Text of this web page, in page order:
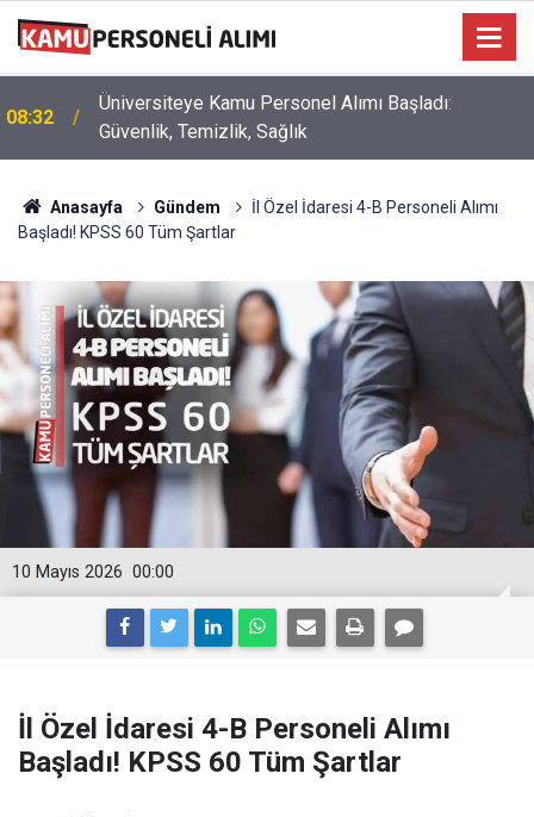
08:32
Üniversiteye Kamu Personel Alımı Başladı:
Güvenlik, Temizlik, Sağlık
Anasayfa Gündem
İl Özel İdaresi 4-B Personeli Alımı
Başladı! KPSS 60 Tüm Şartlar
00:00
10 Mayıs 2026
İl Özel İdaresi 4-B Personeli Alımı
Başladı! KPSS 60 Tüm Şartlar